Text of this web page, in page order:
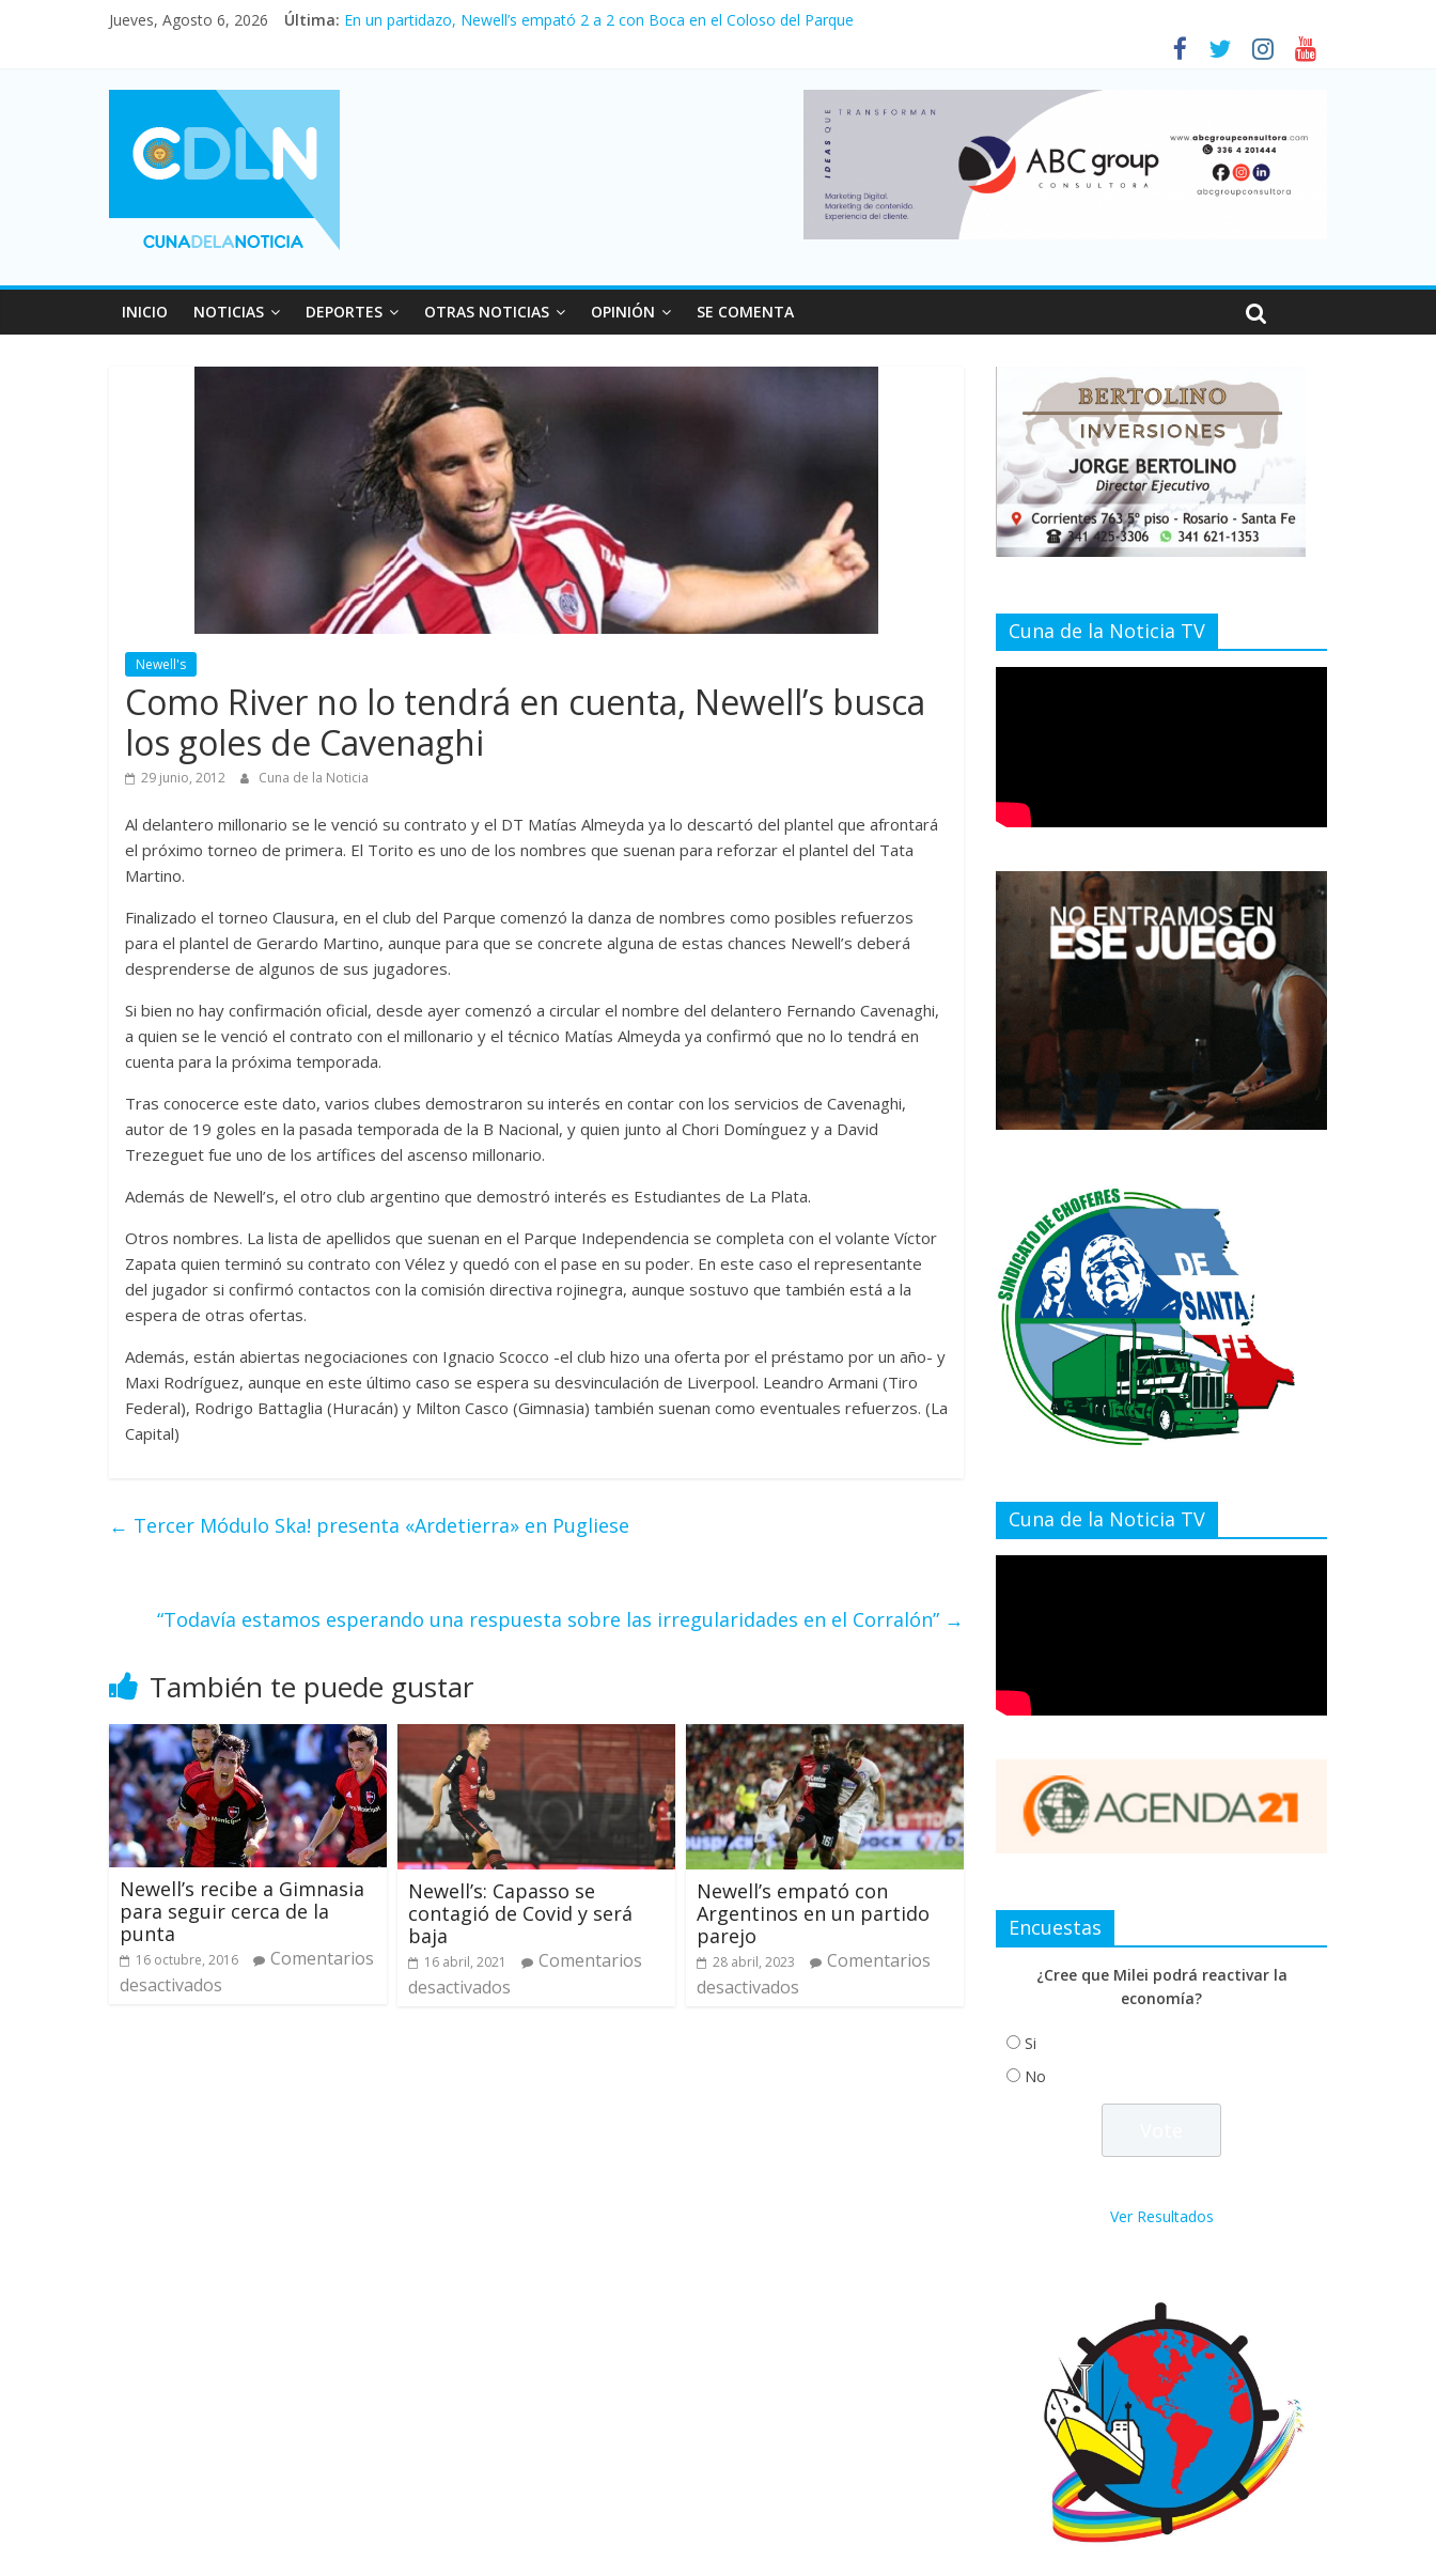
Jueves, Agosto 6, 2026 Última: En un partidazo, Newell’s empató 2 a 2 con Boca en el Coloso del Parque
Vacaciones de invierno con más movimiento y consumo turístico: 4,6 millones de personas viajaron por el país, un 5,9% más que en 2025
INICIO NOTICIAS DEPORTES OTRAS NOTICIAS OPINIÓN SE COMENTA
Newell's
Como River no lo tendrá en cuenta, Newell’s busca
los goles de Cavenaghi
29 junio, 2012 Cuna de la Noticia
Al delantero millonario se le venció su contrato y el DT Matías Almeyda ya lo descartó del plantel que afrontará
el próximo torneo de primera. El Torito es uno de los nombres que suenan para reforzar el plantel del Tata
Martino.
Finalizado el torneo Clausura, en el club del Parque comenzó la danza de nombres como posibles refuerzos
para el plantel de Gerardo Martino, aunque para que se concrete alguna de estas chances Newell’s deberá
desprenderse de algunos de sus jugadores.
Si bien no hay confirmación oficial, desde ayer comenzó a circular el nombre del delantero Fernando Cavenaghi,
a quien se le venció el contrato con el millonario y el técnico Matías Almeyda ya confirmó que no lo tendrá en
cuenta para la próxima temporada.
Tras conocerce este dato, varios clubes demostraron su interés en contar con los servicios de Cavenaghi,
autor de 19 goles en la pasada temporada de la B Nacional, y quien junto al Chori Domínguez y a David
Trezeguet fue uno de los artífices del ascenso millonario.
Además de Newell’s, el otro club argentino que demostró interés es Estudiantes de La Plata.
Otros nombres. La lista de apellidos que suenan en el Parque Independencia se completa con el volante Víctor
Zapata quien terminó su contrato con Vélez y quedó con el pase en su poder. En este caso el representante
del jugador si confirmó contactos con la comisión directiva rojinegra, aunque sostuvo que también está a la
espera de otras ofertas.
Además, están abiertas negociaciones con Ignacio Scocco -el club hizo una oferta por el préstamo por un año- y
Maxi Rodríguez, aunque en este último caso se espera su desvinculación de Liverpool. Leandro Armani (Tiro
Federal), Rodrigo Battaglia (Huracán) y Milton Casco (Gimnasia) también suenan como eventuales refuerzos. (La
Capital)
← Tercer Módulo Ska! presenta «Ardetierra» en Pugliese
“Todavía estamos esperando una respuesta sobre las irregularidades en el Corralón” →
También te puede gustar
Newell’s recibe a Gimnasia
para seguir cerca de la
punta
16 octubre, 2016
Comentarios
desactivados
Newell’s: Capasso se
contagió de Covid y será
baja
16 abril, 2021
Comentarios
desactivados
Newell’s empató con
Argentinos en un partido
parejo
28 abril, 2023
Comentarios
desactivados
Cuna de la Noticia TV
Cuna de la Noticia TV
Encuestas
¿Cree que Milei podrá reactivar la
economía?
Si
No
Ver Resultados